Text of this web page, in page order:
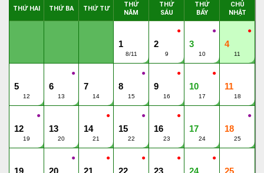
THỨ HAI THỨ BA THỨ TƯ
THỨ
NĂM
THỨ
SÁU
THỨ
BẨY
CHỦ
NHẬT
1
8/11
●
2
9
●
3
10
●
4
11
5
12
●
6
13
7
14
●
8
15
●
9
16
●
10
17
11
18
●
12
19
13
20
●
14
21
●
15
22
●
16
23
17
24
●
18
25
19
●
20
●
21
●
22
●
23
●
24 25